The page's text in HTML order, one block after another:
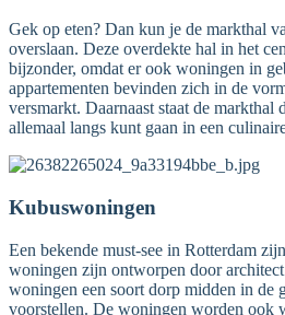
Gek op eten? Dan kun je de markthal
overslaan. Deze overdekte hal in het
bijzonder, omdat er ook woningen in
appartementen bevinden zich in de
versmarkt. Daarnaast staat de markthal
allemaal langs kunt gaan in een
Kubuswoningen
Een bekende must-see in Rotterdam
woningen zijn ontworpen door
woningen een soort dorp midden in de
voorstellen. De woningen worden ook